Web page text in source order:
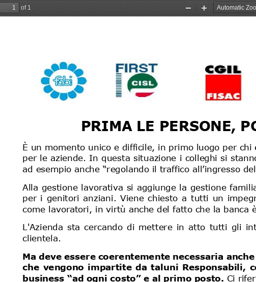
of 1
Zoom
Zoom
PRIMA LE PERSONE,
È un momento unico e difficile, in primo luogo per
per le aziende. In questa situazione i colleghi si
ad esempio anche “regolando il traffico all’ingresso
Alla gestione lavorativa si aggiunge la gestione
per  i  genitori  anziani.  Viene  chiesto  a  tutti  un
come lavoratori
in virtù anche del fatto che la banca
L'Azienda sta  cercando  di  mettere  in  atto  tutti gli
clientela.
Ma deve essere coerentemente necessaria anche
che  vengono  impartite  da  taluni  Responsabili
business “ad ogni costo” e al primo posto. Ci